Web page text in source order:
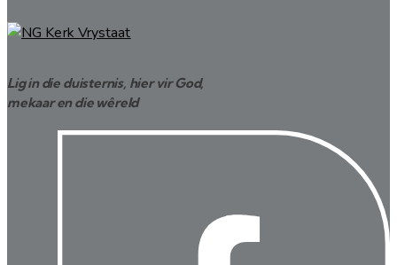
Lig in die duisternis, hier vir God,
mekaar en die wêreld